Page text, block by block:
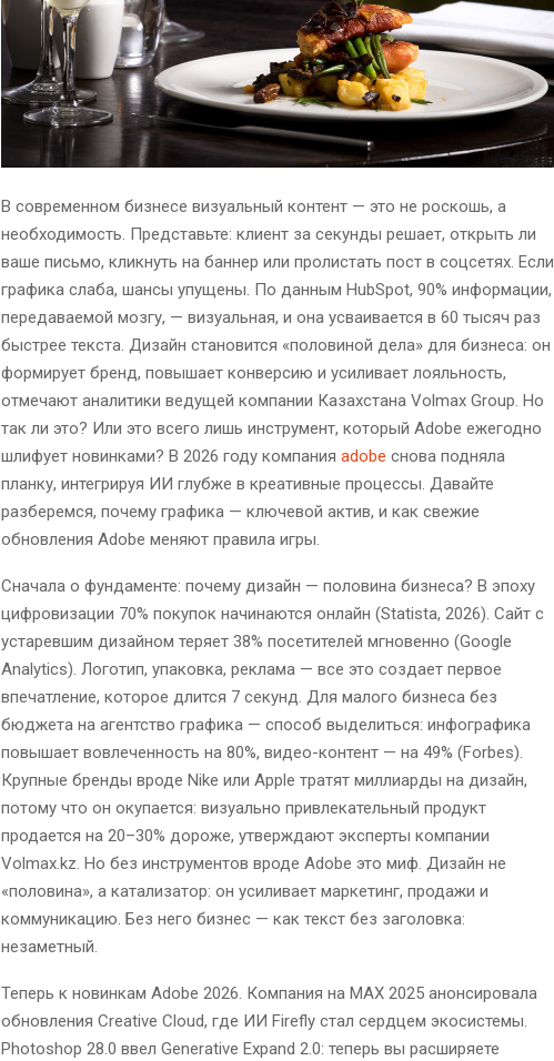
В современном бизнесе визуальный контент — это не роскошь, а
необходимость. Представьте: клиент за секунды решает, открыть ли
ваше письмо, кликнуть на баннер или пролистать пост в соцсетях. Если
графика слаба, шансы упущены. По данным HubSpot, 90% информации,
передаваемой мозгу, — визуальная, и она усваивается в 60 тысяч раз
быстрее текста. Дизайн становится «половиной дела» для бизнеса: он
формирует бренд, повышает конверсию и усиливает лояльность,
отмечают аналитики ведущей компании Казахстана Volmax Group. Но
так ли это? Или это всего лишь инструмент, который Adobe ежегодно
шлифует новинками? В 2026 году компания adobe снова подняла
планку, интегрируя ИИ глубже в креативные процессы. Давайте
разберемся, почему графика — ключевой актив, и как свежие
обновления Adobe меняют правила игры.
Сначала о фундаменте: почему дизайн — половина бизнеса? В эпоху
цифровизации 70% покупок начинаются онлайн (Statista, 2026). Сайт с
устаревшим дизайном теряет 38% посетителей мгновенно (Google
Analytics). Логотип, упаковка, реклама — все это создает первое
впечатление, которое длится 7 секунд. Для малого бизнеса без
бюджета на агентство графика — способ выделиться: инфографика
повышает вовлеченность на 80%, видео-контент — на 49% (Forbes).
Крупные бренды вроде Nike или Apple тратят миллиарды на дизайн,
потому что он окупается: визуально привлекательный продукт
продается на 20–30% дороже, утверждают эксперты компании
Volmax.kz. Но без инструментов вроде Adobe это миф. Дизайн не
«половина», а катализатор: он усиливает маркетинг, продажи и
коммуникацию. Без него бизнес — как текст без заголовка:
незаметный.
Теперь к новинкам Adobe 2026. Компания на MAX 2025 анонсировала
обновления Creative Cloud, где ИИ Firefly стал сердцем экосистемы.
Photoshop 28.0 ввел Generative Expand 2.0: теперь вы расширяете